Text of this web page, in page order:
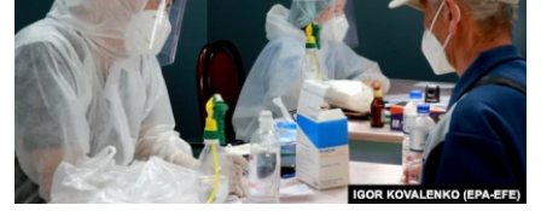
ЭЖЕ-СИҢДИЛЕР
АЗАТТЫК+
ЫҢГАЙСЫЗ СУРООЛОР
ОНЛАЙН ШЕРИНЕ
ЭЕ/АРнун бардык сайттары